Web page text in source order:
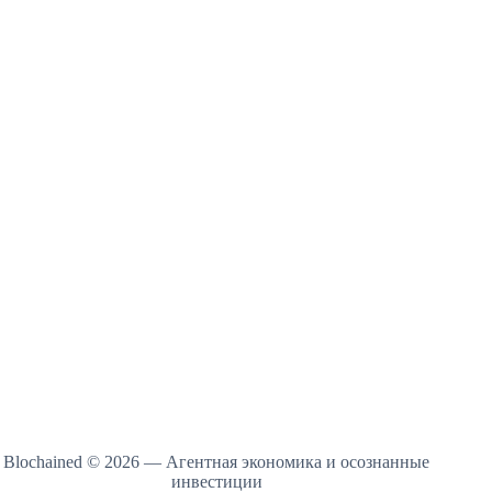
Blochained © 2026 — Агентная экономика и осознанные
инвестиции